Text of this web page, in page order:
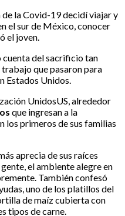
de la Covid-19 decidí viajar y
el sur de México, conocer
el joven.
cuenta del sacrificio tan
que pasaron para
Estados Unidos.
UnidosUS, alrededor
que ingresan a la
los primeros de sus familias
aprecia de sus raíces
el ambiente alegre en
También confesó
uno de los platillos del
de maíz cubierta con
tipos de carne.